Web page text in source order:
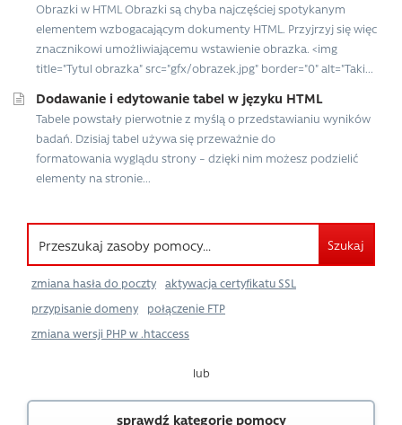
Obrazki w HTML Obrazki są chyba najczęściej spotykanym
elementem wzbogacającym dokumenty HTML. Przyjrzyj się więc
znacznikowi umożliwiającemu wstawienie obrazka. <img
title="Tytul obrazka" src="gfx/obrazek.jpg" border="0" alt="Taki...
Dodawanie i edytowanie tabel w języku HTML
Tabele powstały pierwotnie z myślą o przedstawianiu wyników
badań. Dzisiaj tabel używa się przeważnie do
formatowania wyglądu strony – dzięki nim możesz podzielić
elementy na stronie...
Szukaj
zmiana hasła do poczty
aktywacja certyfikatu SSL
przypisanie domeny
połączenie FTP
zmiana wersji PHP w .htaccess
lub
sprawdź kategorie pomocy